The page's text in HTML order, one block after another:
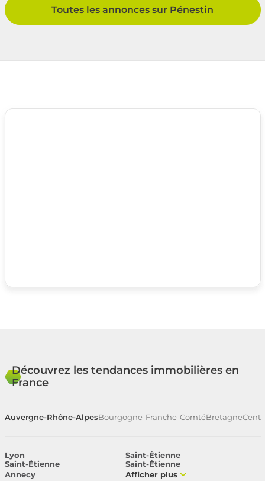
Toutes les annonces sur Pénestin
Découvrez les tendances immobilières en
France
Auvergne-Rhône-AlpesBourgogne-Franche-ComtéBretagne
Lyon
Saint-Étienne
Saint-Étienne
Saint-Étienne
Annecy
Afficher plus